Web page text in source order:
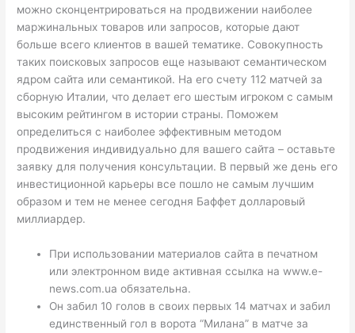
можно сконцентрироваться на продвижении наиболее
маржинальных товаров или запросов, которые дают
больше всего клиентов в вашей тематике. Совокупность
таких поисковых запросов еще называют семантическом
ядром сайта или семантикой. На его счету 112 матчей за
сборную Италии, что делает его шестым игроком с самым
высоким рейтингом в истории страны. Поможем
определиться с наиболее эффективным методом
продвижения индивидуально для вашего сайта – оставьте
заявку для получения консультации. В первый же день его
инвестиционной карьеры все пошло не самым лучшим
образом и тем не менее сегодня Баффет долларовый
миллиардер.
При использовании материалов сайта в печатном
или электронном виде активная ссылка на www.e-
news.com.ua обязательна.
Он забил 10 голов в своих первых 14 матчах и забил
единственный гол в ворота “Милана” в матче за